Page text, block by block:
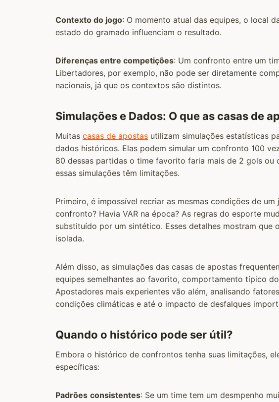
Contexto do jogo: O momento atual das equipes, o local
estado do gramado influenciam o resultado.
Diferenças entre competições: Um confronto entre um
Libertadores, por exemplo, não pode ser diretamente
nacionais, já que os contextos são distintos.
Simulações e Dados: O que as casas de
Muitas casas de apostas utilizam simulações estatísticas
dados históricos. Elas podem simular um confronto 100
80 dessas partidas o time favorito faria mais de 2 gols ou
essas simulações têm limitações.
Primeiro, é impossível recriar as mesmas condições de
confronto? Havia VAR na época? As regras do esporte
substituído por um sintético. Esses detalhes mostram que
isolada.
Além disso, as simulações das casas de apostas
equipes semelhantes ao favorito, comportamento típico
Apostadores mais experientes vão além, analisando
condições climáticas e até o impacto de desfalques
Quando o histórico pode ser útil?
Embora o histórico de confrontos tenha suas limitações,
específicas:
Padrões consistentes: Se um time tem um desmpenho